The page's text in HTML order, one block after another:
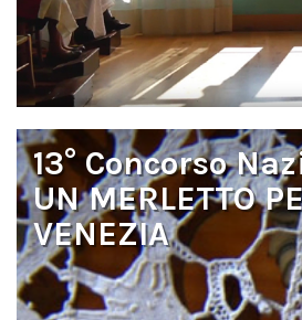
13° Concorso
UN MERLETTO
VENEZIA